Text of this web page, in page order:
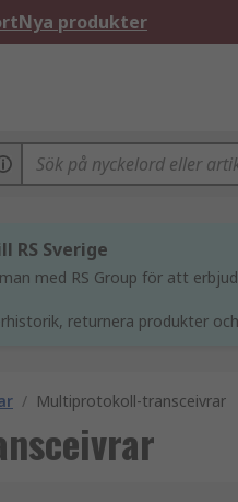
Nya produkter
RS Sverige
med RS Group för att
returnera produkter
/ Multiprotokoll-transceivrar